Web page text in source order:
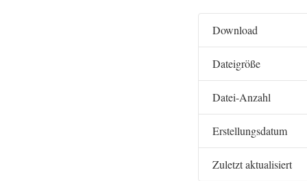
Download
Dateigröße
Datei-Anzahl
Erstellungsdatum
Zuletzt aktualisiert